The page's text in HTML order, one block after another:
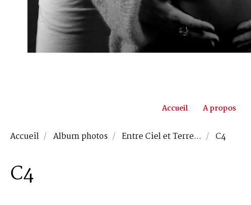
Accueil A propos
Accueil Album photos Entre Ciel et Terre... C4
C4